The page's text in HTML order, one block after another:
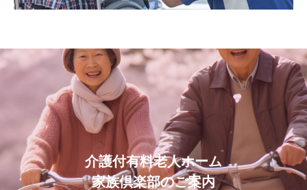
介護付有料老人ホーム
家族倶楽部のご案内